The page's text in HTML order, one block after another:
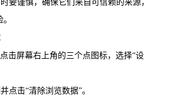
要谨慎，确保它们来自可信赖的来源，
击屏幕右上角的三个点图标，选择“设
点击“清除浏览数据”。